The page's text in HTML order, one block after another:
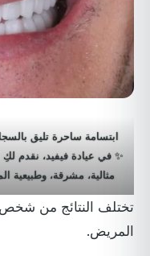
ابتسامة ساحرة تليق
✨ في عيادة فيفيد، نقدم
مثالية، مشرقة،
تختلف النتائج من
المريض.